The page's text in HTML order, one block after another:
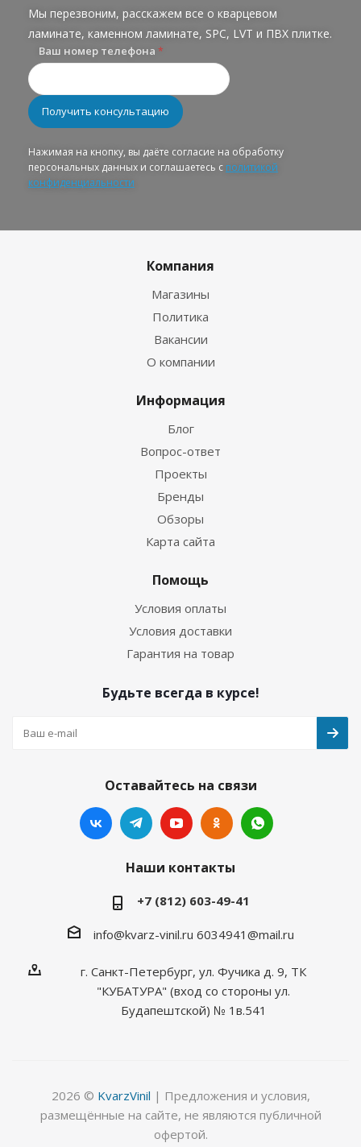
Мы перезвоним, расскажем все о кварцевом
ламинате, каменном ламинате, SPC, LVT и ПВХ плитке.
Ваш номер телефона *
Нажимая на кнопку, вы даёте согласие на обработку
персональных данных и соглашаетесь с политикой
конфиденциальности
Компания
Магазины
Политика
Вакансии
О компании
Информация
Блог
Вопрос-ответ
Проекты
Бренды
Обзоры
Карта сайта
Помощь
Условия оплаты
Условия доставки
Гарантия на товар
Будьте всегда в курсе!
Оставайтесь на связи
Наши контакты
+7 (812) 603-49-41
info@kvarz-vinil.ru 6034941@mail.ru
г. Санкт-Петербург, ул. Фучика д. 9, ТК
"КУБАТУРА" (вход со стороны ул.
Будапештской) № 1в.541
2026 © KvarzVinil | Предложения и условия,
размещённые на сайте, не являются публичной
офертой.